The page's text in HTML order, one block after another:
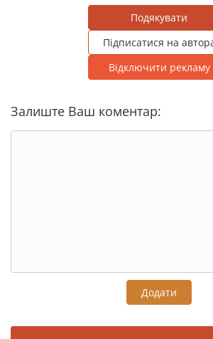
Подякувати
Підписатися на
Відключити рекламу
Залиште Ваш коментар:
Додати